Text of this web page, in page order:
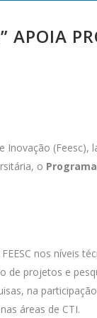
APOIA
Inovação (Feesc),
o
nos níveis
de projetos e
na
áreas de CTI.